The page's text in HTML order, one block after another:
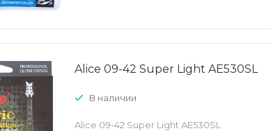
Alice 09-42 Super Light AE530SL
В наличии
Alice 09-42 Super Light AE530SL